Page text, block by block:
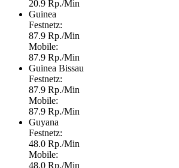
20.9 Rp./Min
Guinea
Festnetz:
87.9 Rp./Min
Mobile:
87.9 Rp./Min
Guinea Bissau
Festnetz:
87.9 Rp./Min
Mobile:
87.9 Rp./Min
Guyana
Festnetz:
48.0 Rp./Min
Mobile:
48.0 Rp./Min